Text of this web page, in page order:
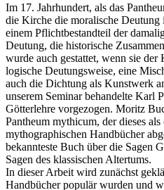
Im 17. Jahrhundert, als das
die Kirche die moralische Deutung
einem Pflichtbestandteil der
Deutung, die historische
wurde auch gestattet, wenn sie
logische Deutungsweise, eine
auch die Dichtung als Kunstwerk
unserem Seminar behandelte Karl
Götterlehre vorgezogen. Moritz
Pantheum mythicum, der dieses als
mythographischen Handbücher
bekannteste Buch über die Sagen
Sagen des klassischen Altertums.
In dieser Arbeit wird zunächst
Handbücher populär wurden und